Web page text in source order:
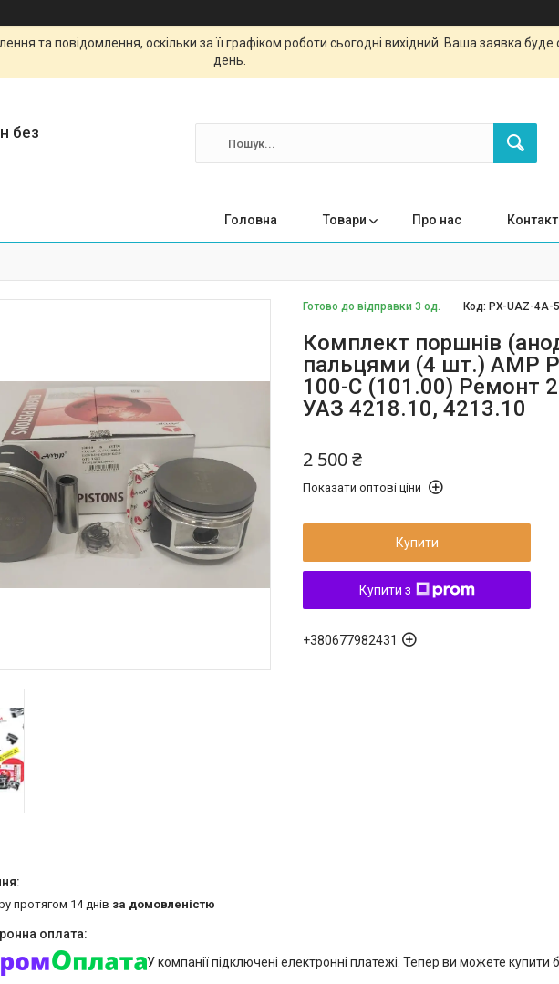
та повідомлення, оскільки за її графіком роботи сьогодні вихідний. Ваша заявка
день.
без
Головна Товари Про нас
Готово до відправки 3 од. Код: PX-UAZ-4A-
Комплект поршнів
пальцями (4 шт.) AMP
100-C (101.00) Ремонт
УАЗ 4218.10, 4213.10
2 500 ₴
Показати оптові ціни
Купити
Купити з
+380677982431
протягом 14 днів за домовленістю
У компанії підключені електронні платежі. Тепер ви можете